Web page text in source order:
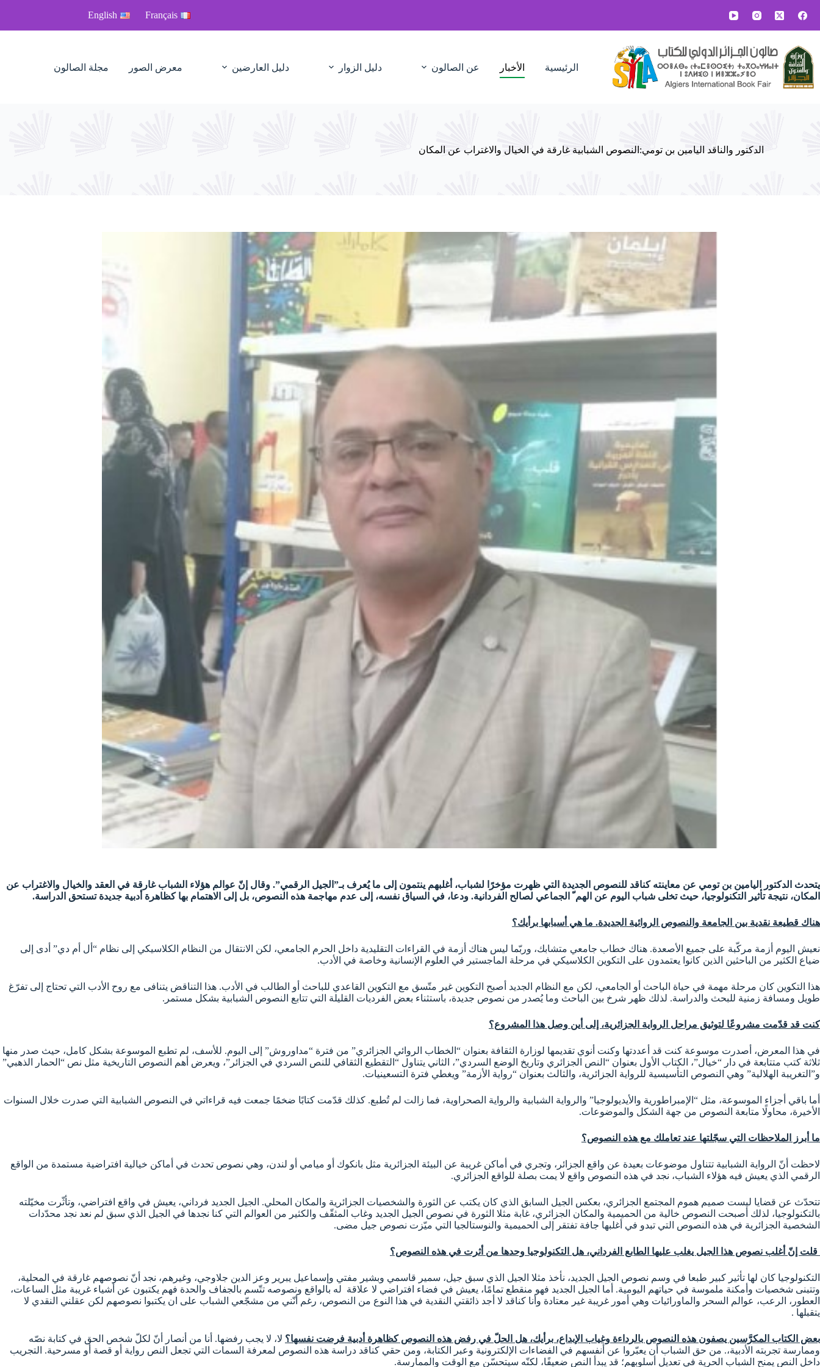
المحتوى
Français
English
الرئيسية الأخبار عن الصالون دليل الزوار دليل العارضين معرض الصور مجلة الصالون
الدكتور والناقد اليامين بن تومي:النصوص الشبابية غارقة في الخيال والاغتراب عن المكان
يتحدث الدكتور اليامين بن تومي عن معاينته كناقد للنصوص الجديدة التي ظهرت مؤخرًا لشباب، أغلبهم ينتمون إلى ما يُعرف بـ”الجيل الرقمي”. وقال إنّ عوالم هؤلاء الشباب غارقة في العقد والخيال والاغتراب عن
المكان، نتيجة تأثير التكنولوجيا، حيث تخلى شباب اليوم عن الهم ّ الجماعي لصالح الفردانية. ودعا، في السياق نفسه، إلى عدم مهاجمة هذه النصوص، بل إلى الاهتمام بها كظاهرة أدبية جديدة تستحق الدراسة.
هناك قطيعة نقدية بين الجامعة والنصوص الروائية الجديدة. ما هي أسبابها برأيك؟
نعيش اليوم أزمة مركّبة على جميع الأصعدة. هناك خطاب جامعي متشابك، وربّما ليس هناك أزمة في القراءات التقليدية داخل الحرم الجامعي، لكن الانتقال من النظام الكلاسيكي إلى نظام “أل أم دي” أدى إلى
ضياع الكثير من الباحثين الذين كانوا يعتمدون على التكوين الكلاسيكي في مرحلة الماجستير في العلوم الإنسانية وخاصة في الأدب.
هذا التكوين كان مرحلة مهمة في حياة الباحث أو الجامعي، لكن مع النظام الجديد أصبح التكوين غير متّسق مع التكوين القاعدي للباحث أو الطالب في الأدب. هذا التناقض يتنافى مع روح الأدب التي تحتاج إلى تفرّغ
طويل ومسافة زمنية للبحث والدراسة. لذلك ظهر شرخ بين الباحث وما يُصدر من نصوص جديدة، باستثناء بعض الفرديات القليلة التي تتابع النصوص الشبابية بشكل مستمر.
كنت قد قدّمت مشروعًا لتوثيق مراحل الرواية الجزائرية، إلى أين وصل هذا المشروع؟
في هذا المعرض، أصدرت موسوعة كنت قد أعددتها وكنت أنوي تقديمها لوزارة الثقافة بعنوان “الخطاب الروائي الجزائري” من فترة “مداوروش” إلى اليوم. للأسف، لم تطبع الموسوعة بشكل كامل، حيث صدر منها
ثلاثة كتب متتابعة في دار “خيال”، الكتاب الأول بعنوان “النص الجزائري وتاريخ الوضع السردي”، الثاني يتناول “التقطيع الثقافي للنص السردي في الجزائر”، ويعرض أهم النصوص التاريخية مثل نص “الحمار الذهبي”
و”التغريبة الهلالية” وهي النصوص التأسيسية للرواية الجزائرية، والثالث بعنوان “رواية الأزمة” ويغطي فترة التسعينيات.
أما باقي أجزاء الموسوعة، مثل “الإمبراطورية والأيديولوجيا” والرواية الشبابية والرواية الصحراوية، فما زالت لم تُطبع. كذلك قدّمت كتابًا ضخمًا جمعت فيه قراءاتي في النصوص الشبابية التي صدرت خلال السنوات
الأخيرة، محاولًا متابعة النصوص من جهة الشكل والموضوعات.
ما أبرز الملاحظات التي سجّلتها عند تعاملك مع هذه النصوص؟
لاحظت أنّ الرواية الشبابية تتناول موضوعات بعيدة عن واقع الجزائر، وتجري في أماكن غريبة عن البيئة الجزائرية مثل بانكوك أو ميامي أو لندن، وهي نصوص تحدث في أماكن خيالية افتراضية مستمدة من الواقع
الرقمي الذي يعيش فيه هؤلاء الشباب، نجد في هذه النصوص واقع لا يمت بصلة للواقع الجزائري.
تتحدّث عن قضايا ليست صميم هموم المجتمع الجزائري، بعكس الجيل السابق الذي كان يكتب عن الثورة والشخصيات الجزائرية والمكان المحلي. الجيل الجديد فرداني، يعيش في واقع افتراضي، وتأثّرت مخيّلته
بالتكنولوجيا، لذلك أصبحت النصوص خالية من الحميمية والمكان الجزائري، غابة مثلا الثورة في نصوص الجيل الجديد وغاب المثقّف والكثير من العوالم التي كنا نجدها في الجيل الذي سبق لم نعد نجد محدّدات
الشخصية الجزائرية في هذه النصوص التي تبدو في أغلبها جافة تفتقر إلى الحميمية والنوستالجيا التي ميّزت نصوص جيل مضى.
قلت إنّ أغلب نصوص هذا الجيل يغلب عليها الطابع الفرداني، هل التكنولوجيا وحدها من أثرت في هذه النصوص؟
التكنولوجيا كان لها تأثير كبير طبعا في وسم نصوص الجيل الجديد، نأخذ مثلا الجيل الذي سبق جيل، سمير قاسمي وبشير مفتي وإسماعيل يبرير وعز الدين جلاوجي، وغيرهم، نجد أنّ نصوصهم غارقة في المحلية،
وتتبنى شخصيات وأمكنة ملموسة في حياتهم اليومية. أما الجيل الجديد فهو منقطع تمامًا، يعيش في فضاء افتراضي لا علاقة له بالواقع ونصوصه تتّسم بالجفاف والحدة فهم يكتبون عن أشياء غريبة مثل الساعات،
العطور، الرعب، عوالم السحر والماورائيات وهي أمور غريبة غير معتادة وأنا كناقد لا أجد ذائقتي النقدية في هذا النوع من النصوص، رغم أنّني من مشجّعي الشباب على ان يكتبوا نصوصهم لكن عقلني النقدي لا
يتقبلها .
بعض الكتاب المكرَّسين يصفون هذه النصوص بالرداءة وغياب الإبداع، برأيك، هل الحلّ في رفض هذه النصوص كظاهرة أدبية فرضت نفسها؟ لا، لا يجب رفضها. أنا من أنصار أنّ لكلّ شخص الحق في كتابة نصّه
وممارسة تجربته الأدبية،. من حق الشباب أن يعبّروا عن أنفسهم في الفضاءات الإلكترونية وعبر الكتابة، ومن حقي كناقد دراسة هذه النصوص لمعرفة السمات التي تجعل النص رواية أو قصة أو مسرحية. التجريب
داخل النص يمنح الشباب الحرية في تعديل أسلوبهم؛ قد يبدأ النص ضعيفًا، لكنّه سيتحسّن مع الوقت والممارسة.